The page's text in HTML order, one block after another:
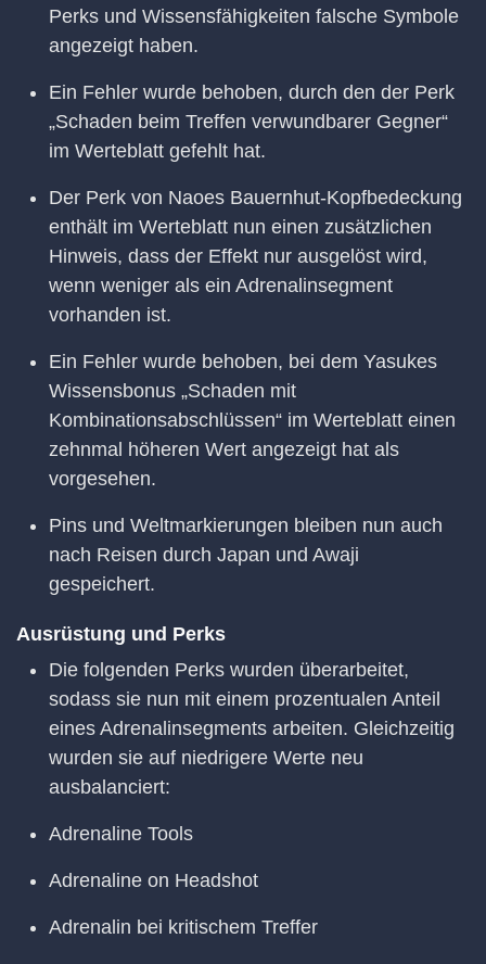
Perks und Wissensfähigkeiten falsche Symbole
angezeigt haben.
Ein Fehler wurde behoben, durch den der Perk
„Schaden beim Treffen verwundbarer Gegner“
im Werteblatt gefehlt hat.
Der Perk von Naoes Bauernhut-Kopfbedeckung
enthält im Werteblatt nun einen zusätzlichen
Hinweis, dass der Effekt nur ausgelöst wird,
wenn weniger als ein Adrenalinsegment
vorhanden ist.
Ein Fehler wurde behoben, bei dem Yasukes
Wissensbonus „Schaden mit
Kombinationsabschlüssen“ im Werteblatt einen
zehnmal höheren Wert angezeigt hat als
vorgesehen.
Pins und Weltmarkierungen bleiben nun auch
nach Reisen durch Japan und Awaji
gespeichert.
Ausrüstung und Perks
Die folgenden Perks wurden überarbeitet,
sodass sie nun mit einem prozentualen Anteil
eines Adrenalinsegments arbeiten. Gleichzeitig
wurden sie auf niedrigere Werte neu
ausbalanciert:
Adrenaline Tools
Adrenaline on Headshot
Adrenalin bei kritischem Treffer